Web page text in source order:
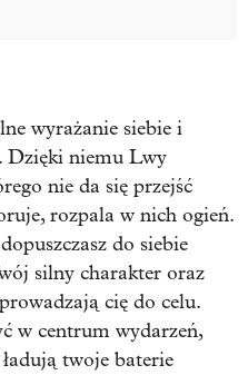
wyrażanie siebie i
Dzięki niemu Lwy
nie da się przejść
rozpala w nich ogień.
do siebie
silny charakter oraz
cię do celu.
w centrum wydarzeń,
twoje baterie